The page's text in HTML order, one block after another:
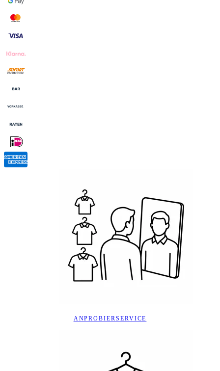
ANPROBIERSERVICE